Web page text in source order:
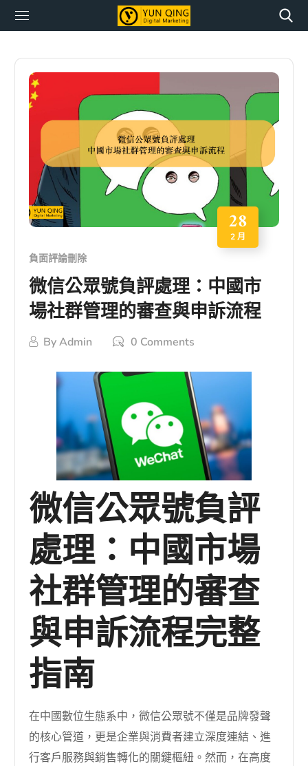
28
2 月
負面評論刪除
微信公眾號負評處理：中國市
場社群管理的審查與申訴流程
ByAdmin 0 Comments
微信公眾號負評
處理：中國市場
社群管理的審查
與申訴流程完整
指南
在中國數位生態系中，微信公眾號不僅是品牌發聲
的核心管道，更是企業與消費者建立深度連結、進
行客戶服務與銷售轉化的關鍵樞紐。然而，在高度